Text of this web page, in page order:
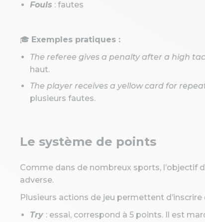
Fouls : fautes
🎓 Exemples pratiques :
The referee gives a penalty after a high
haut.
The player receives a yellow card for
plusieurs fautes.
Le système de points
Comme dans de nombreux sports, l’objectif
adverse.
Plusieurs actions de jeu permettent
Try : essai, correspond à 5 points. Il est